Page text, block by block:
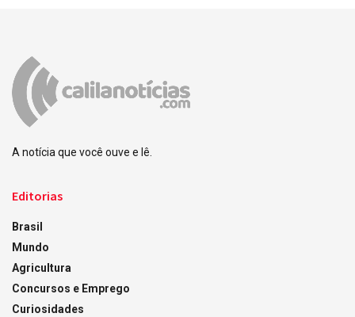
A notícia que você ouve e lê.
Editorias
Brasil
Mundo
Agricultura
Concursos e Emprego
Curiosidades